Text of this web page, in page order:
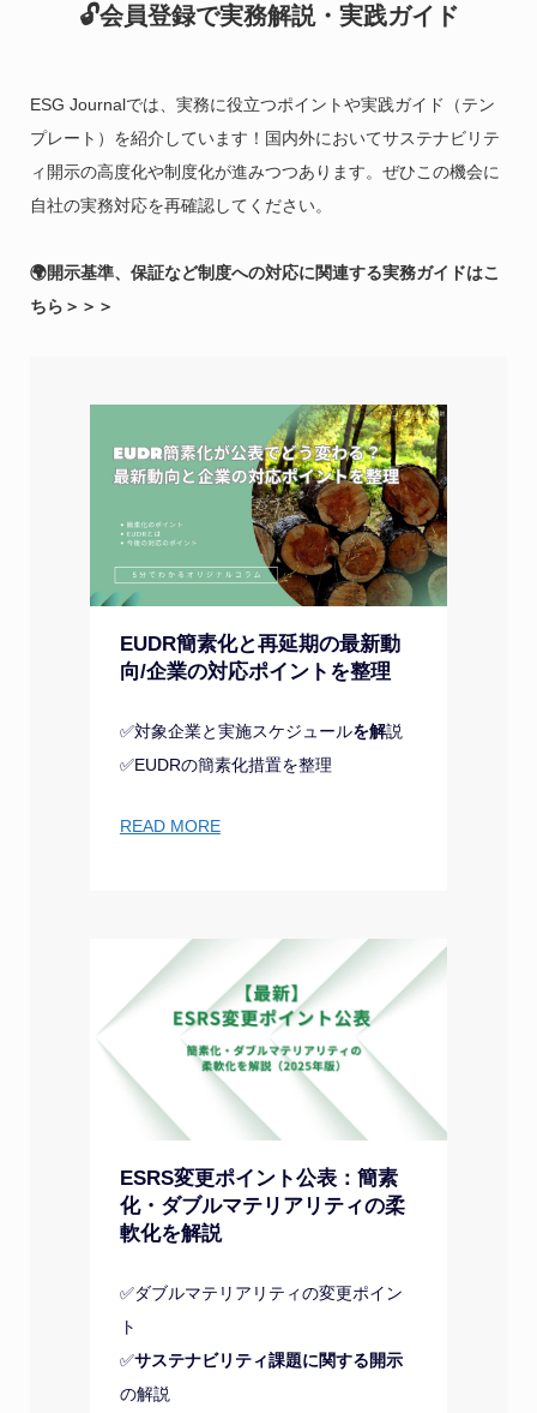
🔓会員登録で実務解説・実践ガイド
ESG Journalでは、実務に役立つポイントや実践ガイド（テン
プレート）を紹介しています！国内外においてサステナビリテ
ィ開示の高度化や制度化が進みつつあります。ぜひこの機会に
自社の実務対応を再確認してください。
🌍開示基準、保証など制度への対応に関連する実務ガイドはこ
ちら＞＞＞
EUDR簡素化と再延期の最新動
向/企業の対応ポイントを整理
✅対象企業と実施スケジュールを解説
✅EUDRの簡素化措置を整理
READ MORE
ESRS変更ポイント公表：簡素
化・ダブルマテリアリティの柔
軟化を解説
✅ダブルマテリアリティの変更ポイン
ト
✅サステナビリティ課題に関する開示
の解説